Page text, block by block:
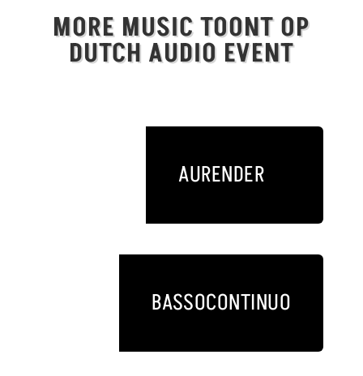
MORE MUSIC TOONT OP
DUTCH AUDIO EVENT
AURENDER
BASSOCONTINUO